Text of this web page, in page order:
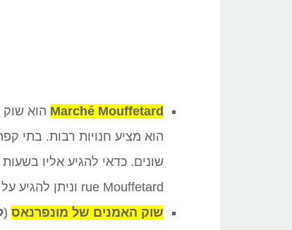
Marché Mouffetard הוא
הוא מציע חנויות רבות. בתי
שונים. כדאי להגיע אליו
rue Mouffetard וניתן להגיע על המטרו קו 7 לתחנת Place Monge.
שוק האמנים של מונפרנאס (